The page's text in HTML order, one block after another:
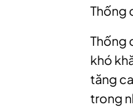
Thống
Thống
khó
tăng
trong